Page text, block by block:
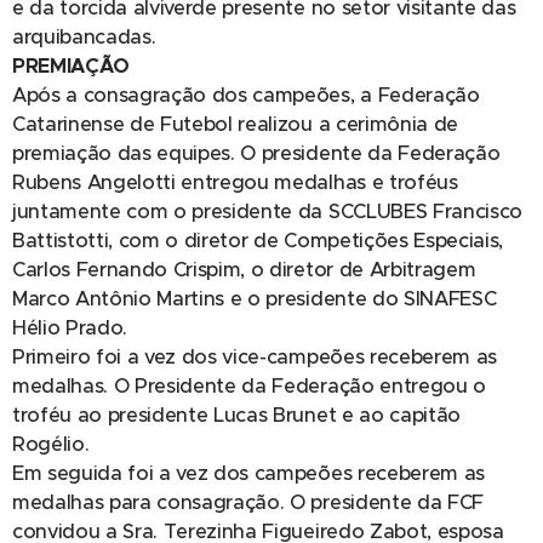
e da torcida alviverde presente no setor visitante das
arquibancadas.
PREMIAÇÃO
Após a consagração dos campeões, a Federação
Catarinense de Futebol realizou a cerimônia de
premiação das equipes. O presidente da Federação
Rubens Angelotti entregou medalhas e troféus
juntamente com o presidente da SCCLUBES Francisco
Battistotti, com o diretor de Competições Especiais,
Carlos Fernando Crispim, o diretor de Arbitragem
Marco Antônio Martins e o presidente do SINAFESC
Hélio Prado.
Primeiro foi a vez dos vice-campeões receberem as
medalhas. O Presidente da Federação entregou o
troféu ao presidente Lucas Brunet e ao capitão
Rogélio.
Em seguida foi a vez dos campeões receberem as
medalhas para consagração. O presidente da FCF
convidou a Sra. Terezinha Figueiredo Zabot, esposa